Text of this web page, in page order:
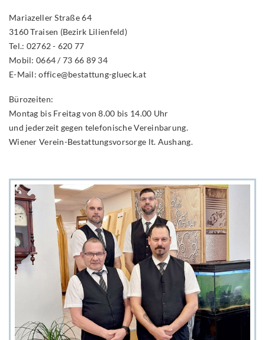
Mariazeller Straße 64
3160 Traisen (Bezirk Lilienfeld)
Tel.: 02762 - 620 77
Mobil: 0664 / 73 66 89 34
E-Mail: office@bestattung-glueck.at
Bürozeiten:
Montag bis Freitag von 8.00 bis 14.00 Uhr
und jederzeit gegen telefonische Vereinbarung.
Wiener Verein-Bestattungsvorsorge lt. Aushang.